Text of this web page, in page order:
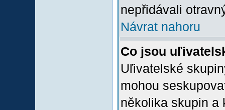
nepřidávali
Návrat nahoru
Co jsou
Uľivatelské
mohou
několika skupin a